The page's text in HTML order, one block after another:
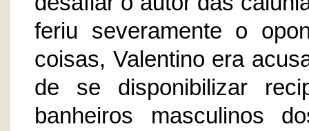
feriu severamente o
coisas, Valentino era
de se disponibilizar
banheiros masculinos